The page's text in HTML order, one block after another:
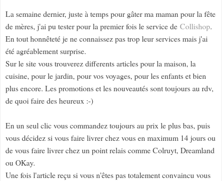
La semaine dernier, juste à temps pour gâter ma maman pour la fête
de mères, j'ai pu tester pour la premier fois le service de Collishop.
En tout honnêteté je ne connaissez pas trop leur services mais j'ai
été agréablement surprise.
Sur le site vous trouverez differents articles pour la maison, la
cuisine, pour le jardin, pour vos voyages, pour les enfants et bien
plus encore. Les promotions et les nouveautés sont toujours au rdv,
de quoi faire des heureux :-)
En un seul clic vous commandez toujours au prix le plus bas, puis
vous décidez si vous faire livrer chez vous en maximum 14 jours ou
de vous faire livrer chez un point relais comme Colruyt, Dreamland
ou OKay.
Une fois l'article reçu si vous n'êtes pas totalement convaincu vous